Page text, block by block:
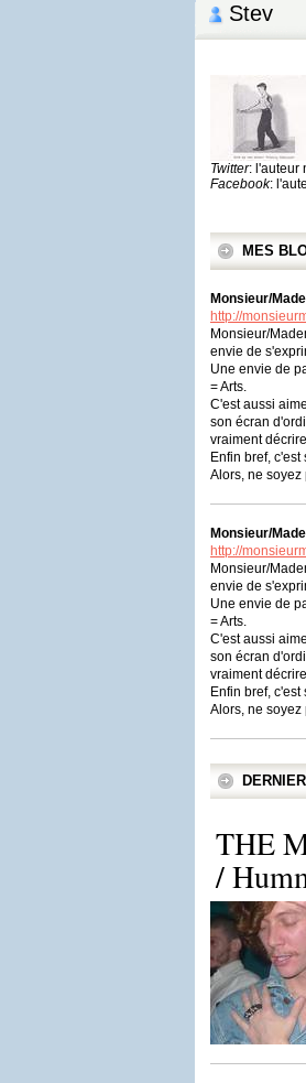
Stev
Twitter: l'auteur
Facebook:
MES
Monsieur/
http://
Monsieur/
envie de
Une envie de
= Arts.
C'est aussi
son écran
vraiment
Enfin bref,
Alors, ne soyez
Monsieur/
http://
Monsieur/
envie de
Une envie de
= Arts.
C'est aussi
son écran
vraiment
Enfin bref,
Alors, ne soyez
THE
/